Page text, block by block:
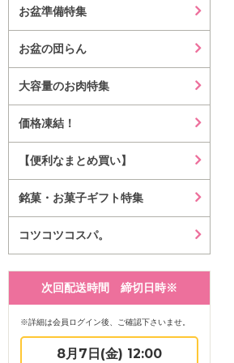
お盆準備特集
お盆の団らん
大容量のお肉特集
価格凍結！
【便利なまとめ買い】
銘菓・お菓子ギフト特集
コツコツコスパ。
次回配送時間 締切日時※
※詳細は会員ログイン後、ご確認下さいませ。
8月7日(金) 12:00